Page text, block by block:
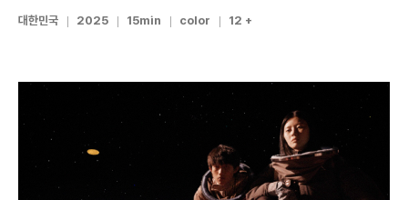
대한민국 2025 15min color 12 +